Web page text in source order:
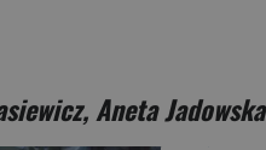
Aneta Jadowska